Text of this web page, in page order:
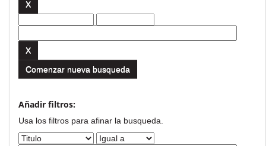
Comenzar nueva busqueda
Añadir filtros:
Usa los filtros para afinar la busqueda.